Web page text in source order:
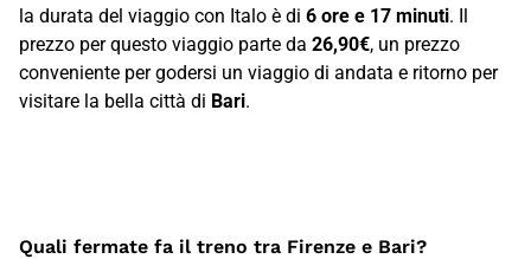
la durata del viaggio con Italo è di 6 ore e 17 minuti. Il
prezzo per questo viaggio parte da 26,90€, un prezzo
conveniente per godersi un viaggio di andata e ritorno per
visitare la bella città di Bari.
Quali fermate fa il treno tra Firenze e Bari?